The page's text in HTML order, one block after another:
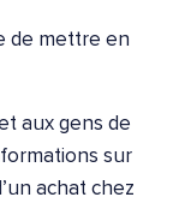
de mettre en
aux gens de
sur
achat chez